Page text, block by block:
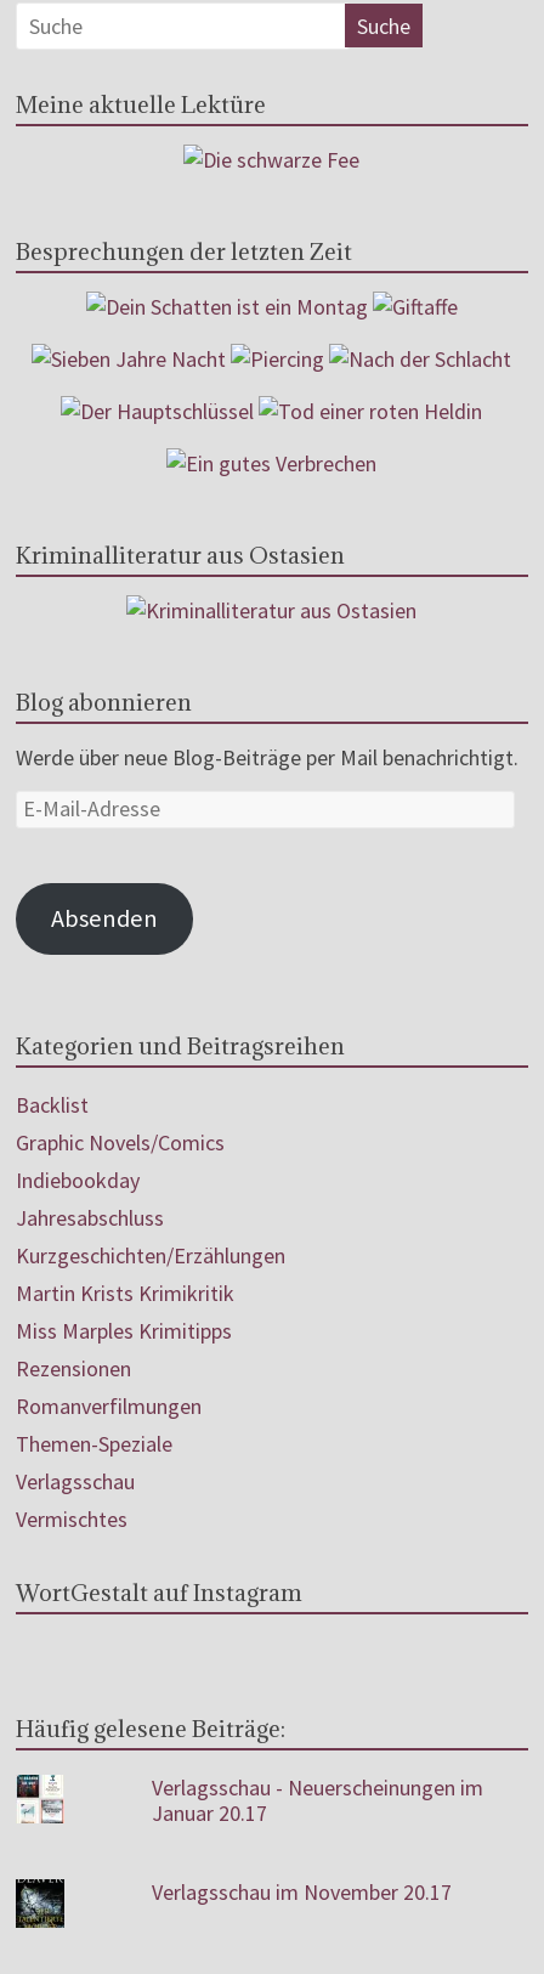
Meine aktuelle Lektüre
Besprechungen der letzten Zeit
Kriminalliteratur aus Ostasien
Blog abonnieren
Werde über neue Blog-Beiträge per Mail benachrichtigt.
Absenden
Kategorien und Beitragsreihen
Backlist
Graphic Novels/Comics
Indiebookday
Jahresabschluss
Kurzgeschichten/Erzählungen
Martin Krists Krimikritik
Miss Marples Krimitipps
Rezensionen
Romanverfilmungen
Themen-Speziale
Verlagsschau
Vermischtes
WortGestalt auf Instagram
Häufig gelesene Beiträge:
Verlagsschau - Neuerscheinungen im
Januar 20.17
Verlagsschau im November 20.17